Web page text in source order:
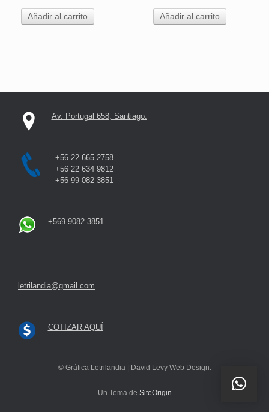
Añadir al carrito Añadir al carrito
Av. Portugal 658, Santiago.
+56 22 665 2758
+56 22 634 9812
+56 99 082 3851
+569 9082 3851
letrilandia@gmail.com
COTIZAR AQUÍ
© Gráfica Letrilandia | David Levy Web Design.
Un Tema de SiteOrigin